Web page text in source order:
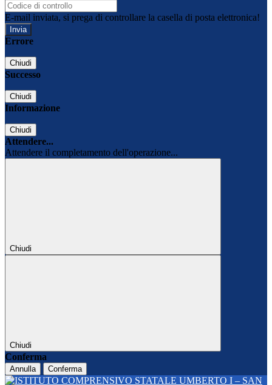
E-mail inviata, si prega di controllare la casella di posta elettronica!
Errore
Chiudi
Successo
Chiudi
Informazione
Chiudi
Attendere...
Attendere il completamento dell'operazione...
Chiudi
Chiudi
Conferma
Annulla Conferma